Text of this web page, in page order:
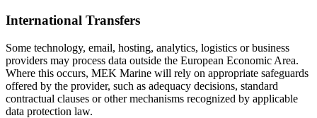
International Transfers
Some technology, email, hosting, analytics, logistics or business
providers may process data outside the European Economic Area.
Where this occurs, MEK Marine will rely on appropriate safeguards
offered by the provider, such as adequacy decisions, standard
contractual clauses or other mechanisms recognized by applicable
data protection law.